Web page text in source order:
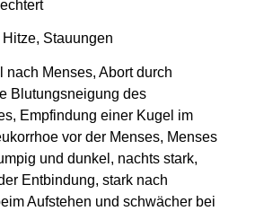
Stauungen
nach Menses, Abort durch
Blutungsneigung des
Empfindung einer Kugel im
vor der Menses, Menses
und dunkel, nachts stark,
Entbindung, stark nach
Aufstehen und schwächer bei